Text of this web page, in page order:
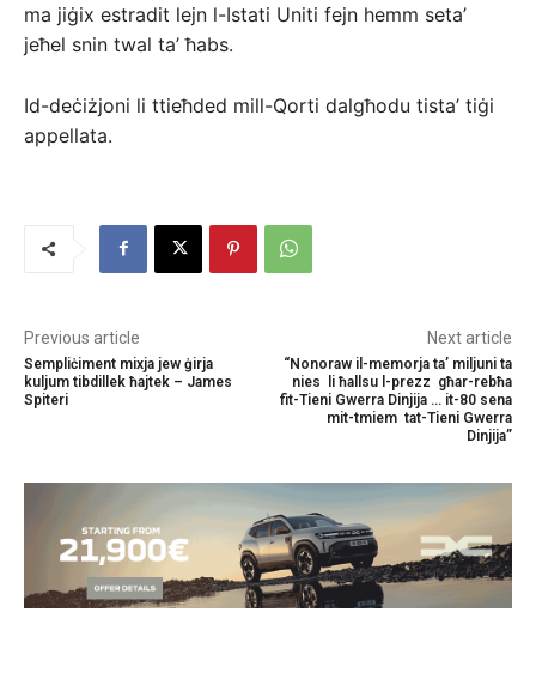
ma jiġix estradit lejn l-Istati Uniti fejn hemm seta’
jeħel snin twal ta’ ħabs.
Id-deċiżjoni li ttieħded mill-Qorti dalgħodu tista’ tiġi
appellata.
Previous article
Sempliċiment mixja jew ġirja
kuljum tibdillek ħajtek – James
Spiteri
Next article
“Nonoraw il-memorja ta’ miljuni ta
nies li ħallsu l-prezz għar-rebħa
fit-Tieni Gwerra Dinjija … it-80 sena
mit-tmiem tat-Tieni Gwerra
Dinjija”